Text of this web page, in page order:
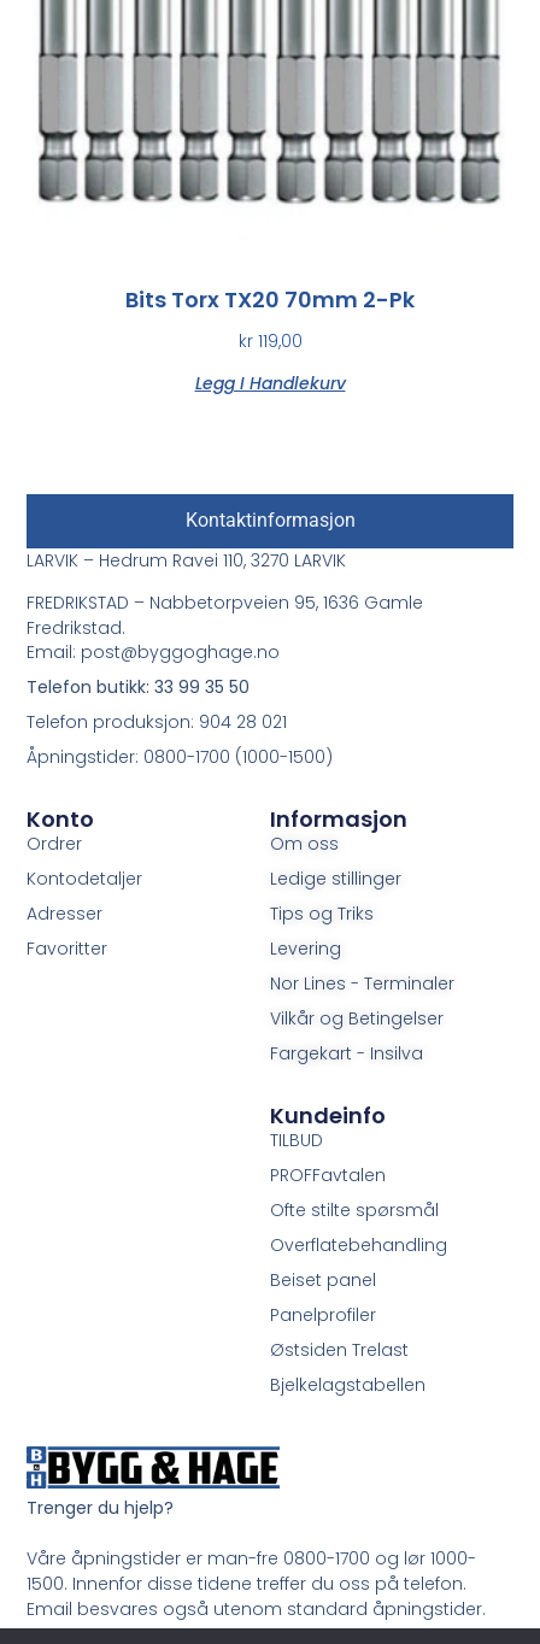
Bits Torx TX20 70mm 2-Pk
kr119,00
Legg I Handlekurv
Trenger du hjelp?
Våre åpningstider er man-fre 0800-1700 og lør 1000-
1500. Innenfor disse tidene treffer du oss på telefon.
Email besvares også utenom standard åpningstider.
Informasjon
Om oss
Ledige stillinger
Tips og Triks
Levering
Nor Lines - Terminaler
Vilkår og Betingelser
Fargekart - Insilva
Konto
Ordrer
Kontodetaljer
Adresser
Favoritter
Kundeinfo
TILBUD
PROFFavtalen
Ofte stilte spørsmål
Overflatebehandling
Beiset panel
Panelprofiler
Østsiden Trelast
Bjelkelagstabellen
Kontaktinformasjon
LARVIK – Hedrum Ravei 110, 3270 LARVIK
FREDRIKSTAD – Nabbetorpveien 95, 1636 Gamle
Fredrikstad.
Email: post@byggoghage.no
Telefon butikk: 33 99 35 50
Telefon produksjon: 904 28 021
Åpningstider: 0800-1700 (1000-1500)